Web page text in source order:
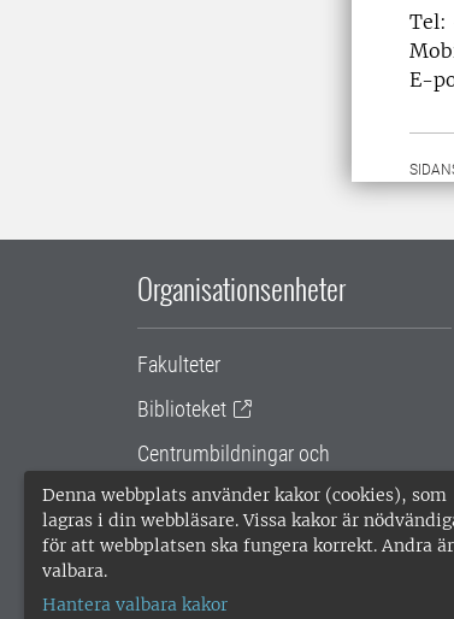
Denna webbplats använder kakor (cookies), som
lagras i din webbläsare. Vissa kakor är
för att webbplatsen ska fungera korrekt. Andra är
valbara.
Hantera valbara kakor
Tel:
E-
Organisationsenheter
Fakulteter
Biblioteket
Centrumbildningar och
samarbetsprojekt
Gemensamma verksamhetsstödet